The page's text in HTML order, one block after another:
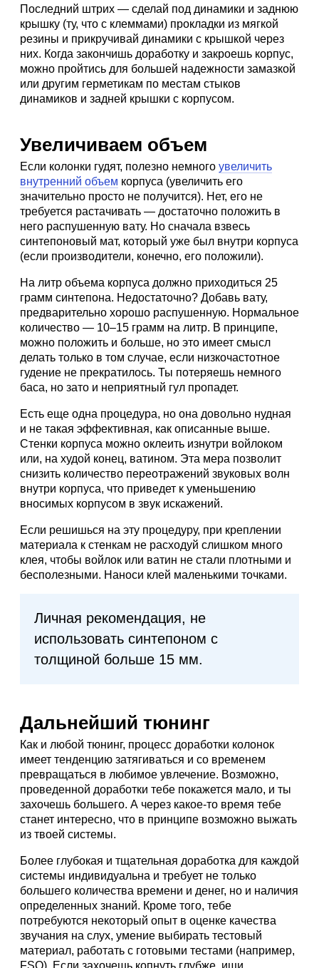
Последний штрих — сделай под динамики и заднюю
крышку (ту, что с клеммами) прокладки из мягкой
резины и прикручивай динамики с крышкой через
них. Когда закончишь доработку и закроешь корпус,
можно пройтись для большей надежности замазкой
или другим герметикам по местам стыков
динамиков и задней крышки с корпусом.
Увеличиваем объем
Если колонки гудят, полезно немного увеличить
внутренний объем корпуса (увеличить его
значительно просто не получится). Нет, его не
требуется растачивать — достаточно положить в
него распушенную вату. Но сначала взвесь
синтепоновый мат, который уже был внутри корпуса
(если производители, конечно, его положили).
На литр объема корпуса должно приходиться 25
грамм синтепона. Недостаточно? Добавь вату,
предварительно хорошо распушенную. Нормальное
количество — 10–15 грамм на литр. В принципе,
можно положить и больше, но это имеет смысл
делать только в том случае, если низкочастотное
гудение не прекратилось. Ты потеряешь немного
баса, но зато и неприятный гул пропадет.
Есть еще одна процедура, но она довольно нудная
и не такая эффективная, как описанные выше.
Стенки корпуса можно оклеить изнутри войлоком
или, на худой конец, ватином. Эта мера позволит
снизить количество переотражений звуковых волн
внутри корпуса, что приведет к уменьшению
вносимых корпусом в звук искажений.
Если решишься на эту процедуру, при креплении
материала к стенкам не расходуй слишком много
клея, чтобы войлок или ватин не стали плотными и
бесполезными. Наноси клей маленькими точками.
Личная рекомендация, не
использовать синтепоном с
толщиной больше 15 мм.
Дальнейший тюнинг
Как и любой тюнинг, процесс доработки колонок
имеет тенденцию затягиваться и со временем
превращаться в любимое увлечение. Возможно,
проведенной доработки тебе покажется мало, и ты
захочешь большего. А через какое-то время тебе
станет интересно, что в принципе возможно выжать
из твоей системы.
Более глубокая и тщательная доработка для каждой
системы индивидуальна и требует не только
большего количества времени и денег, но и наличия
определенных знаний. Кроме того, тебе
потребуются некоторый опыт в оценке качества
звучания на слух, умение выбирать тестовый
материал, работать с готовыми тестами (например,
FSQ). Если захочешь копнуть глубже, ищи